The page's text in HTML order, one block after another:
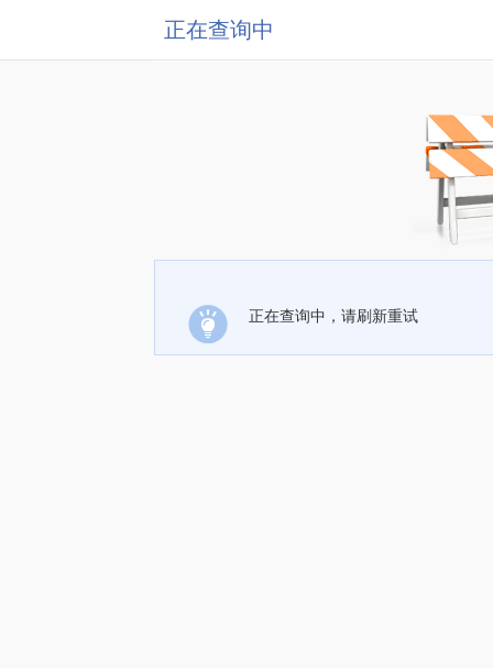
正在查询中
正在查询中，请刷新重试